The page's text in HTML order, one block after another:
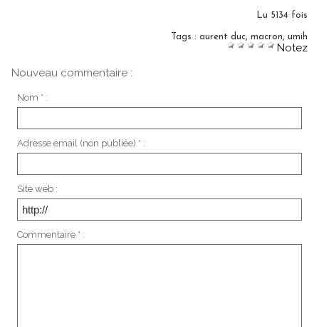
Lu 5134 fois
Tags : aurent duc macron umih
Notez
Nouveau commentaire :
Nom * :
Adresse email (non publiée) * :
Site web :
Commentaire * :